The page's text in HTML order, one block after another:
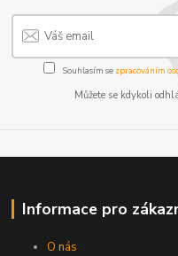
Souhlasím se zpracováním
Můžete se kdykoli
Informace pro
O nás